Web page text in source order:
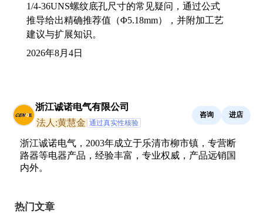
1/4-36UNS螺纹底孔尺寸的常见疑问，通过公式
推导给出精确推荐值（Φ5.18mm），并附加工艺
建议与扩展知识。
2026年8月4日
浙江诚诺电气有限公司
法人:黄慧金 通过真实性核验
咨询 进店
浙江诚诺电气，2003年成立于乐清市柳市镇，专营断
路器等电器产品，经验丰富，专业权威，产品远销国
内外。
热门文章